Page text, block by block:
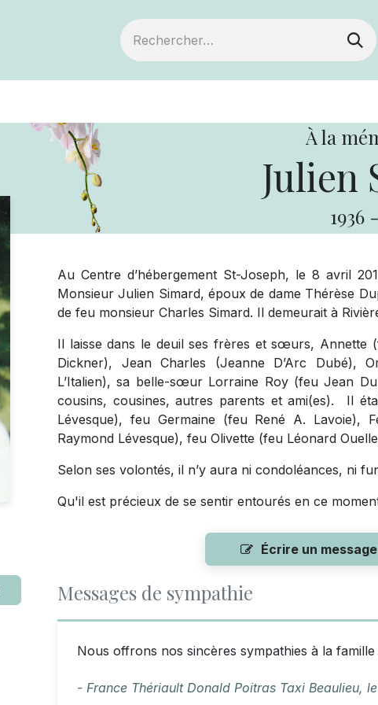
À la
Julien
1936 -
Au Centre d’hébergement St-Joseph, le 8 avril
Monsieur Julien Simard, époux de dame Thérèse
de feu monsieur Charles Simard. Il demeurait à
Il laisse dans le deuil ses frères et sœurs, Annette
Dickner), Jean Charles (Jeanne D’Arc Dubé),
L’Italien), sa belle-sœur Lorraine Roy (feu Jean
cousins, cousines, autres parents et ami(es). Il
Lévesque), feu Germaine (feu René A. Lavoie),
Raymond Lévesque), feu Olivette (feu Léonard
Selon ses volontés, il n’y aura ni condoléances, ni
Qu'il est précieux de se sentir entourés en ce
Écrire un
Messages de sympathie
Nous offrons nos sincères sympathies à la
- France Thériault Donald Poitras Taxi Beaulieu, le